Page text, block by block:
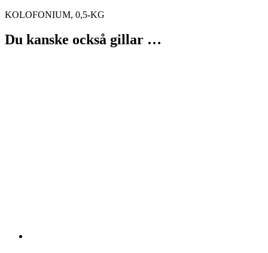
KOLOFONIUM, 0,5-KG
Du kanske också gillar …